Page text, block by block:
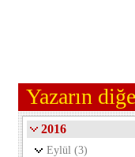
Yazarın
2016
Eylül (3)